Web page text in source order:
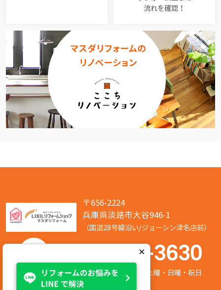
流れを確認！
〒656-2224
兵庫県淡路市大谷946-1
（国道28号線沿い/ジョーシン津名店前）
050-7586-3630
営業時間:8:00～17:00 定休日:第2/第4土曜・日曜・祝日
×